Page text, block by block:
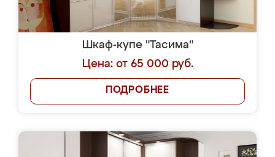
Шкаф-купе "Тасима"
Цена: от 65 000 руб.
ПОДРОБНЕЕ